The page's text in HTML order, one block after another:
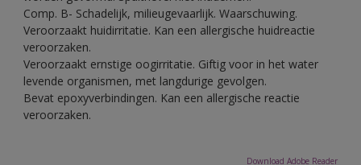
Comp. B- Schadelijk, milieugevaarlijk. Waarschuwing.
Veroorzaakt huidirritatie. Kan een allergische huidreactie
veroorzaken.
Veroorzaakt ernstige oogirritatie. Giftig voor in het water
levende organismen, met langdurige gevolgen.
Bevat epoxyverbindingen. Kan een allergische reactie
veroorzaken.
Download Adobe Reader